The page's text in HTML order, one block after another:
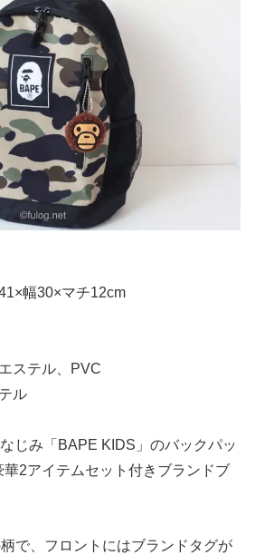
幅30×マチ12cm
ステル、PVC
ル
じみ「BAPE KIDS」のバックパッ
2アイテムセット付きブランドブ
で、フロントにはブランドタグが